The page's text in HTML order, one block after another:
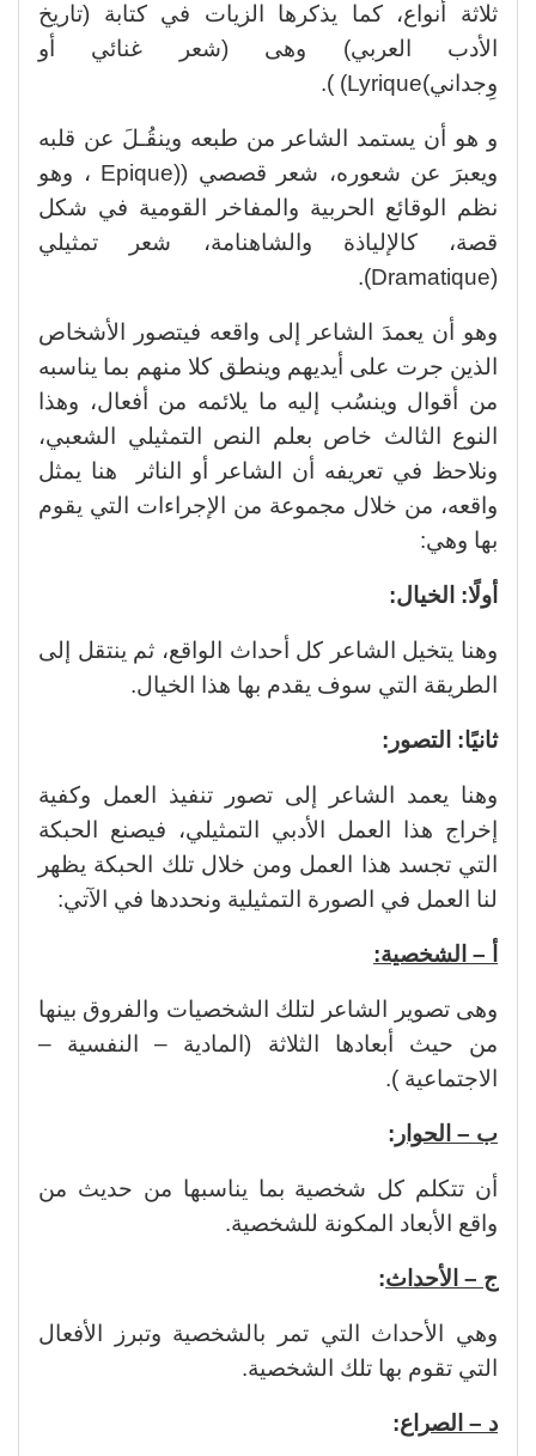
ثلاثة أنواع، كما يذكرها الزيات في كتابة (تاريخ
الأدب العربي) وهى (شعر غنائي أو
وِجداني)Lyrique) ).
و هو أن يستمد الشاعر من طبعه وينقُـلَ عن قلبه
ويعبرَ عن شعوره، شعر قصصي ((Epique ، وهو
نظم الوقائع الحربية والمفاخر القومية في شكل
قصة، كالإلياذة والشاهنامة، شعر تمثيلي
(Dramatique).
وهو أن يعمدَ الشاعر إلى واقعه فيتصور الأشخاص
الذين جرت على أيديهم وينطق كلا منهم بما يناسبه
من أقوال وينسُب إليه ما يلائمه من أفعال، وهذا
النوع الثالث خاص بعلم النص التمثيلي الشعبي،
ونلاحظ في تعريفه أن الشاعر أو الناثر هنا يمثل
واقعه، من خلال مجموعة من الإجراءات التي يقوم
بها وهي:
أولًا: الخيال:
وهنا يتخيل الشاعر كل أحداث الواقع، ثم ينتقل إلى
الطريقة التي سوف يقدم بها هذا الخيال.
ثانيًا: التصور:
وهنا يعمد الشاعر إلى تصور تنفيذ العمل وكفية
إخراج هذا العمل الأدبي التمثيلي، فيصنع الحبكة
التي تجسد هذا العمل ومن خلال تلك الحبكة يظهر
لنا العمل في الصورة التمثيلية ونحددها في الآتي:
أ – الشخصية:
وهى تصوير الشاعر لتلك الشخصيات والفروق بينها
من حيث أبعادها الثلاثة (المادية – النفسية –
الاجتماعية ).
ب – الحوار :
أن تتكلم كل شخصية بما يناسبها من حديث من
واقع الأبعاد المكونة للشخصية.
ج – الأحداث:
وهي الأحداث التي تمر بالشخصية وتبرز الأفعال
التي تقوم بها تلك الشخصية.
د – الصراع: